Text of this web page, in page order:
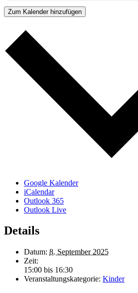
Zum Kalender hinzufügen
Google Kalender
iCalendar
Outlook 365
Outlook Live
Details
Datum: 8. September 2025
Zeit:
15:00 bis 16:30
Veranstaltungskategorie: Kinder